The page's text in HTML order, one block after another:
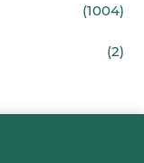
(1004)
(2)